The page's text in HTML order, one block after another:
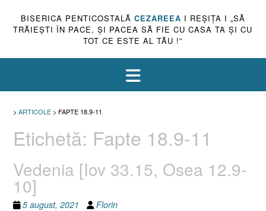
BISERICA PENTICOSTALĂ CEZAREEA I REŞIŢA I „SĂ
TRĂIEŞTI ÎN PACE, ŞI PACEA SĂ FIE CU CASA TA ŞI CU
TOT CE ESTE AL TĂU !”
> ARTICOLE > FAPTE 18.9-11
Etichetă: Fapte 18.9-11
Vedenia [Iov 33.15, Osea 12.9-
10]
5 august, 2021 Florin